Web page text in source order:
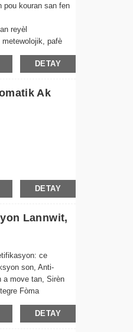
pou kouran san fen
reyèl
pafè
kote
telefòn entelijan ou
yon
DETAY
Ak
DETAY
Lannwit,
ce
son, Anti-
a move tan, Sirèn
Fòma
DETAY